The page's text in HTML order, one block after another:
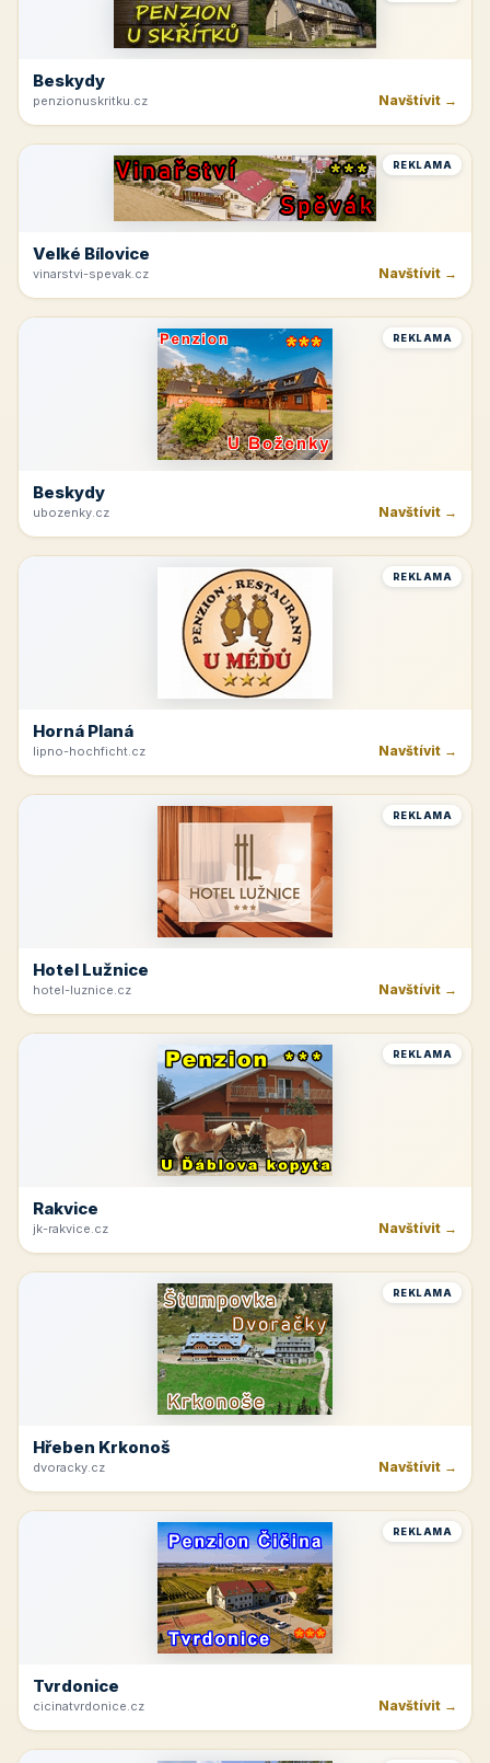
Beskydy
penzionuskritku.cz Navštívit →
REKLAMA
Velké Bílovice
vinarstvi-spevak.cz Navštívit →
REKLAMA
Beskydy
ubozenky.cz Navštívit →
REKLAMA
Horná Planá
lipno-hochficht.cz Navštívit →
REKLAMA
Hotel Lužnice
hotel-luznice.cz Navštívit →
REKLAMA
Rakvice
jk-rakvice.cz Navštívit →
REKLAMA
Hřeben Krkonoš
dvoracky.cz Navštívit →
REKLAMA
Tvrdonice
cicinatvrdonice.cz Navštívit →